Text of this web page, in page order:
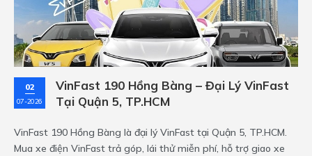
02
07-2026
VinFast 190 Hồng Bàng – Đại Lý VinFast
Tại Quận 5, TP.HCM
VinFast 190 Hồng Bàng là đại lý VinFast tại Quận 5, TP.HCM.
Mua xe điện VinFast trả góp, lái thử miễn phí, hỗ trợ giao xe